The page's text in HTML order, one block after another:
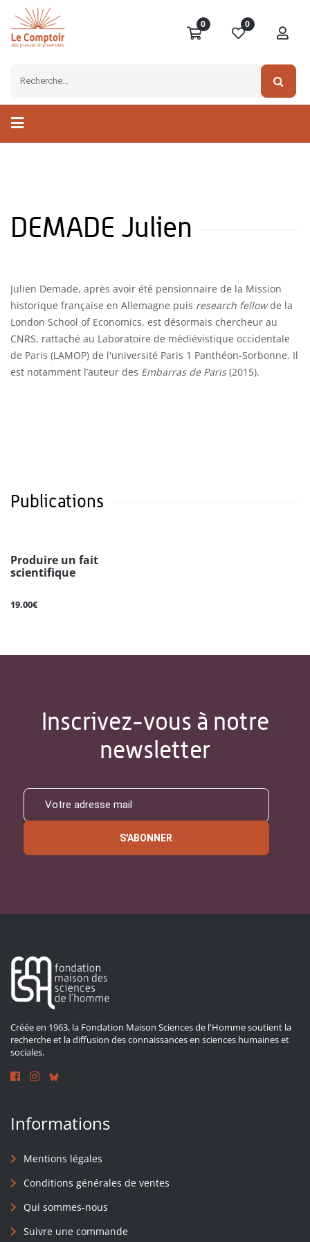
0 0
DEMADE Julien
Julien Demade, après avoir été pensionnaire de la Mission
historique française en Allemagne puis research fellowde la
London School of Economics, est désormais chercheur au
CNRS, rattaché au Laboratoire de médiévistique occidentale
de Paris (LAMOP) de l'université Paris 1 Panthéon-Sorbonne. Il
est notamment l’auteur des Embarras de Paris(2015).
Publications
Produire un fait
scientifique
19.00€
Inscrivez-vous à notre
newsletter
S'ABONNER
Créée en 1963, la Fondation Maison Sciences de l'Homme soutient la
recherche et la diffusion des connaissances en sciences humaines et
sociales.
Informations
Mentions légales
Conditions générales de ventes
Qui sommes-nous
Suivre une commande